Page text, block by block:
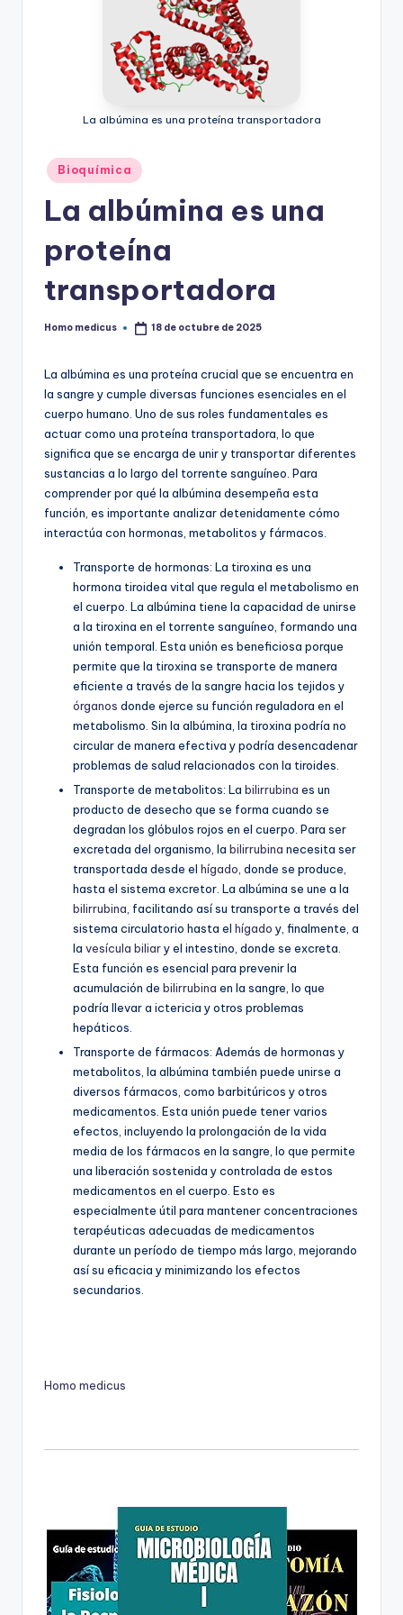
La albúmina es una proteína transportadora
Publicado
en
Bioquímica
La albúmina es una
proteína
transportadora
Publicado
Homo medicus 18 de octubre de 2025
La albúmina es una proteína crucial que se encuentra en
la sangre y cumple diversas funciones esenciales en el
cuerpo humano. Uno de sus roles fundamentales es
actuar como una proteína transportadora, lo que
significa que se encarga de unir y transportar diferentes
sustancias a lo largo del torrente sanguíneo. Para
comprender por qué la albúmina desempeña esta
función, es importante analizar detenidamente cómo
interactúa con hormonas, metabolitos y fármacos.
Transporte de hormonas: La tiroxina es una
hormona tiroidea vital que regula el metabolismo en
el cuerpo. La albúmina tiene la capacidad de unirse
a la tiroxina en el torrente sanguíneo, formando una
unión temporal. Esta unión es beneficiosa porque
permite que la tiroxina se transporte de manera
eficiente a través de la sangre hacia los tejidos y
órganos donde ejerce su función reguladora en el
metabolismo. Sin la albúmina, la tiroxina podría no
circular de manera efectiva y podría desencadenar
problemas de salud relacionados con la tiroides.
Transporte de metabolitos: La bilirrubina es un
producto de desecho que se forma cuando se
degradan los glóbulos rojos en el cuerpo. Para ser
excretada del organismo, la bilirrubina necesita ser
transportada desde el hígado , donde se produce,
hasta el sistema excretor. La albúmina se une a la
bilirrubina , facilitando así su transporte a través del
sistema circulatorio hasta el hígado y, finalmente, a
la vesícula biliary el intestino, donde se excreta.
Esta función es esencial para prevenir la
acumulación de bilirrubina en la sangre, lo que
podría llevar a ictericia y otros problemas
hepáticos.
Transporte de fármacos: Además de hormonas y
metabolitos, la albúmina también puede unirse a
diversos fármacos, como barbitúricos y otros
medicamentos. Esta unión puede tener varios
efectos, incluyendo la prolongación de la vida
media de los fármacos en la sangre, lo que permite
una liberación sostenida y controlada de estos
medicamentos en el cuerpo. Esto es
especialmente útil para mantener concentraciones
terapéuticas adecuadas de medicamentos
durante un período de tiempo más largo, mejorando
así su eficacia y minimizando los efectos
secundarios.
Homo medicus